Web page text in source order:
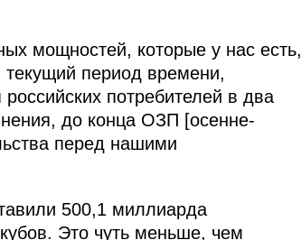
мощностей, которые у нас есть,
период времени,
потребителей в два
до конца ОЗП [осенне-
перед нашими
500,1 миллиарда
Это чуть меньше, чем